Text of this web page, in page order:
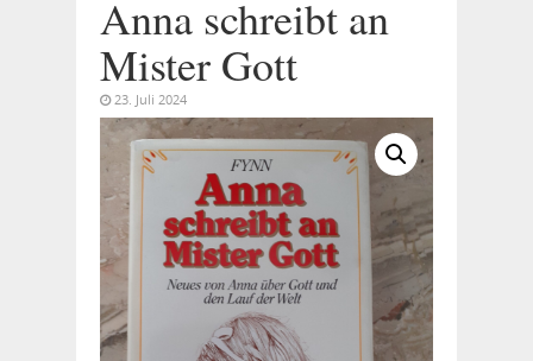
Anna schreibt an
Mister Gott
23. Juli 2024